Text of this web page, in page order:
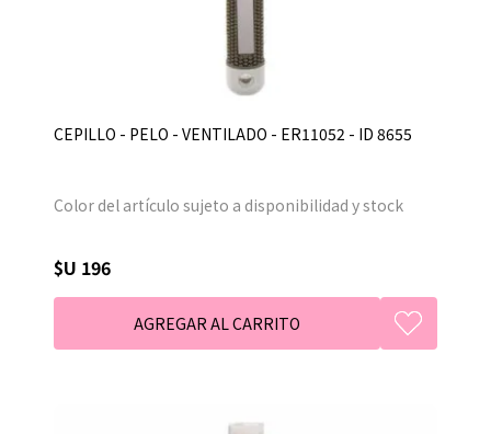
CEPILLO - PELO - VENTILADO - ER11052 - ID 8655
Color del artículo sujeto a disponibilidad y stock
$U 196